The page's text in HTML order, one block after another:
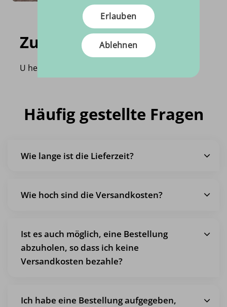
Zuletzt angesehen
U heeft nog geen product bekeken!
Häufig gestellte Fragen
Wie lange ist die Lieferzeit?
Wie hoch sind die Versandkosten?
Ist es auch möglich, eine Bestellung
abzuholen, so dass ich keine
Versandkosten bezahle?
Ich habe eine Bestellung aufgegeben,
Erlauben
Ablehnen